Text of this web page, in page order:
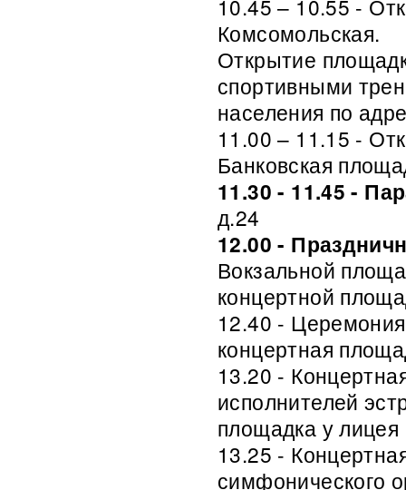
10.45 – 10.55 -
Комсомольская.
Открытие
спортивными
населения по
11.00 – 11.15 -
Банковская
11.30 - 11.45 -
д.24
12.00 -
Вокзальной
концертной
12.40 -
концертная
13.20 -
исполнителей
площадка у
13.25 -
симфонического